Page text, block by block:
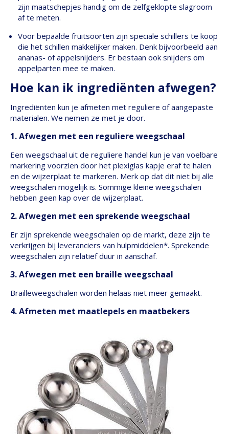
zijn maatschepjes handig om de zelfgeklopte slagroom
af te meten.
Voor bepaalde fruitsoorten zijn speciale schillers te koop
die het schillen makkelijker maken. Denk bijvoorbeeld aan
ananas- of appelsnijders. Er bestaan ook snijders om
appelparten mee te maken.
Hoe kan ik ingrediënten afwegen?
Ingrediënten kun je afmeten met reguliere of aangepaste
materialen. We nemen ze met je door.
1. Afwegen met een reguliere weegschaal
Een weegschaal uit de reguliere handel kun je van voelbare
markering voorzien door het plexiglas kapje eraf te halen
en de wijzerplaat te markeren. Merk op dat dit niet bij alle
weegschalen mogelijk is. Sommige kleine weegschalen
hebben geen kap over de wijzerplaat.
2. Afwegen met een sprekende weegschaal
Er zijn sprekende weegschalen op de markt, deze zijn te
verkrijgen bij leveranciers van hulpmiddelen*. Sprekende
weegschalen zijn relatief duur in aanschaf.
3. Afwegen met een braille weegschaal
Brailleweegschalen worden helaas niet meer gemaakt.
4. Afmeten met maatlepels en maatbekers